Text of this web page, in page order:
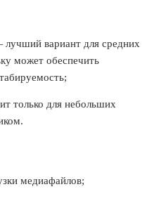
вариант для средних
может обеспечить
только для небольших
медиафайлов;